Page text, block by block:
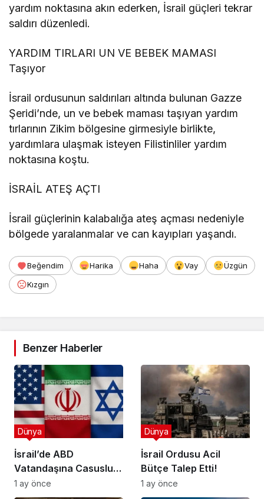
yardım noktasına akın ederken, İsrail güçleri tekrar
saldırı düzenledi.
YARDIM TIRLARI UN VE BEBEK MAMASI
Taşıyor
İsrail ordusunun saldırıları altında bulunan Gazze
Şeridi’nde, un ve bebek maması taşıyan yardım
tırlarının Zikim bölgesine girmesiyle birlikte,
yardımlara ulaşmak isteyen Filistinliler yardım
noktasına koştu.
İSRAİL ATEŞ AÇTI
İsrail güçlerinin kalabalığa ateş açması nedeniyle
bölgede yaralanmalar ve can kayıpları yaşandı.
Beğendim Harika Haha Vay
Üzgün
Kızgın
Benzer Haberler
İsrail’de ABD
Vatandaşına Casusluk
Suçlaması
Dünya
1 ay önce
İsrail Ordusu Acil
Bütçe Talep Etti!
Dünya
1 ay önce